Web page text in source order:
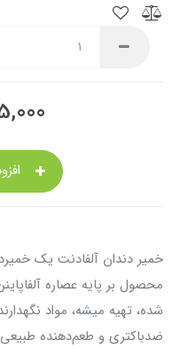
خمیر دندان آلفادنت یک
محصول بر پایه عصاره
شده، تهیه میشه، مواد
ضدباکتری و طعم‌دهنده